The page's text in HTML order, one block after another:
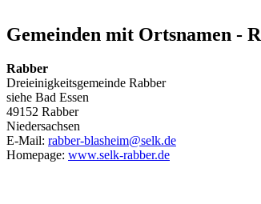
Gemeinden mit Ortsnamen - R
Rabber
Dreieinigkeitsgemeinde Rabber
siehe Bad Essen
49152 Rabber
Niedersachsen
E-Mail: rabber-blasheim@selk.de
Homepage: www.selk-rabber.de